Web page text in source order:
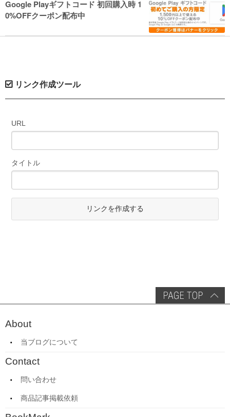
Google Playギフトコード 初回購入時 1
0%OFFクーポン配布中
リンク作成ツール
URL
タイトル
リンクを作成する
About
当ブログについて
Contact
問い合わせ
商品記事掲載依頼